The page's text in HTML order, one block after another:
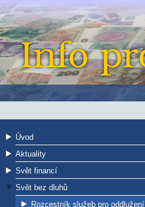
Úvod
Aktuality
Svět financí
Svět bez dluhů
Rozcestník služeb pro oddlužení